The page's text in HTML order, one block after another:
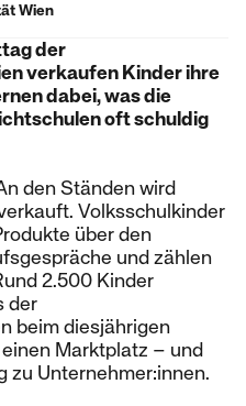
Wien
der
verkaufen Kinder ihre
dabei, was die
oft schuldig
den Ständen wird
Volksschulkinder
über den
und zählen
2.500 Kinder
der
beim diesjährigen
Marktplatz – und
zu Unternehmer:innen.